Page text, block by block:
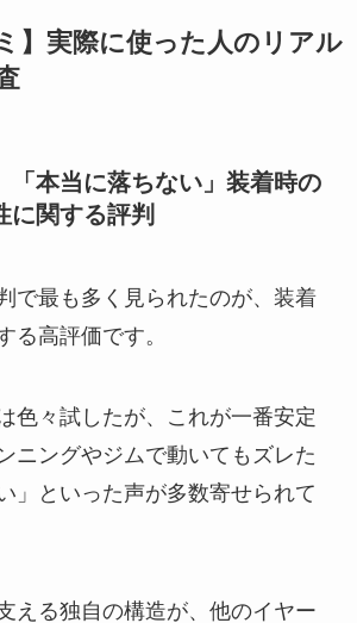
】実際に使った人のリアル
「本当に落ちない」装着時の
に関する評判
で最も多く見られたのが、装着
る高評価です。
色々試したが、これが一番安定
ニングやジムで動いてもズレた
」といった声が多数寄せられて
える独自の構造が、他のイヤー